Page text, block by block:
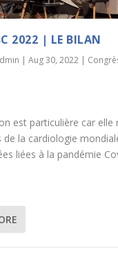
2022 | LE BILAN
|Aug 30, 2022 |
est particulière car elle
de la cardiologie
liées à la pandémie